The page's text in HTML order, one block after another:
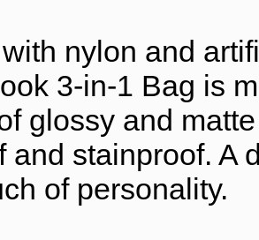
nylon and
3-in-1 Bag is
glossy and
and stainproof. A
of personality.